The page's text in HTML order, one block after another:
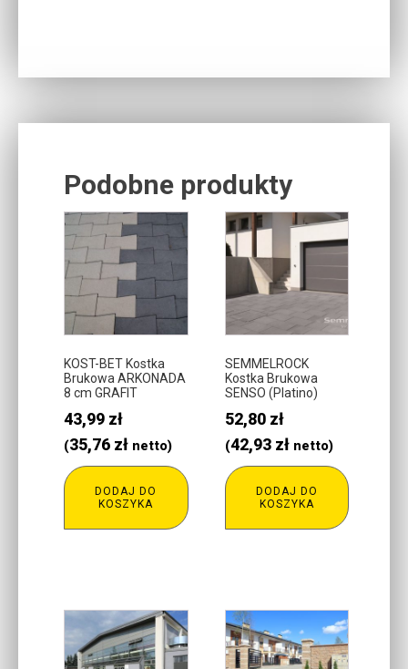
Podobne produkty
KOST-BET Kostka
Brukowa ARKONADA
8 cm GRAFIT
43,99 zł
(35,76 zł netto)
DODAJ DO
KOSZYKA
SEMMELROCK
Kostka Brukowa
SENSO (Platino)
52,80 zł
(42,93 złnetto)
DODAJ DO
KOSZYKA